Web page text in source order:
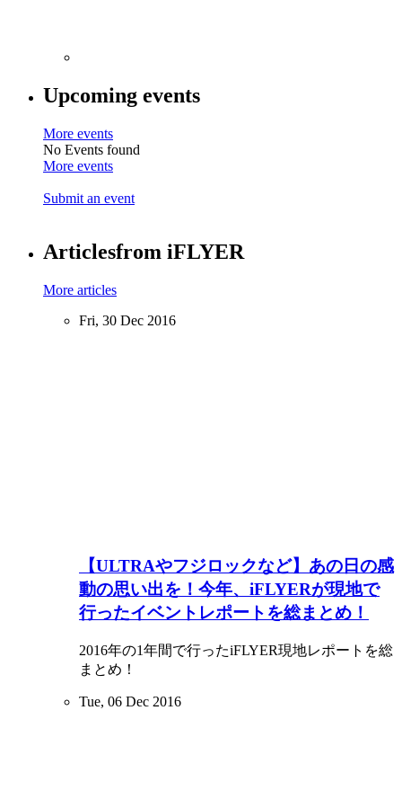
Upcoming events
More events
No Events found
More events
Submit an event
Articlesfrom iFLYER
More articles
Fri, 30 Dec 2016
【ULTRAやフジロックなど】あの日の感
動の思い出を！今年、iFLYERが現地で
行ったイベントレポートを総まとめ！
2016年の1年間で行ったiFLYER現地レポートを総
まとめ！
Tue, 06 Dec 2016